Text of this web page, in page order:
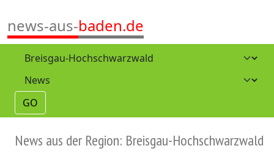
news-aus-baden.de
GO
News aus der Region: Breisgau-Hochschwarzwald